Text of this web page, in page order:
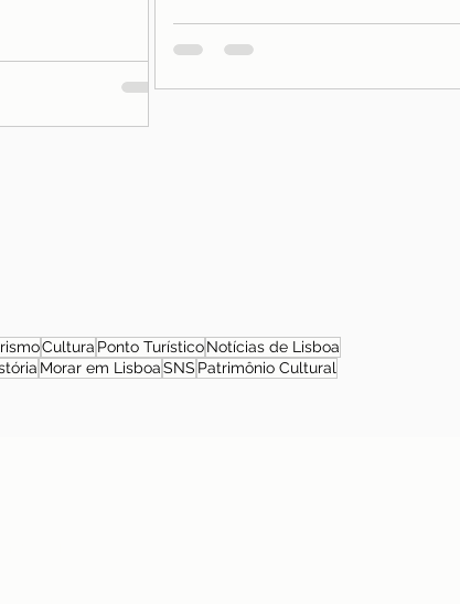
Cultura Ponto Turístico Notícias de Lisboa
Morar em LisboaSNS Patrimônio Cultural